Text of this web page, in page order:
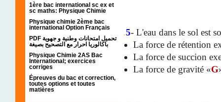
1ère bac international sc ex et
sc maths: Physique Chimie
Physique chimie 2ème bac
international Option Français
PDF تحميل امتحانات وطنية و جهوية
باكالوريا احرار مع التصحيح بصيغة
Physique Chimie 2AS Bac
International; exercices
corriges
Épreuves du bac et correction,
toutes options et toutes
matières
.5- L'eau dans le sol est
La force de rétention
La force de succion
La force de gravité «G